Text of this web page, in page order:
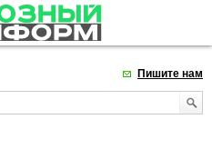
Пишите нам